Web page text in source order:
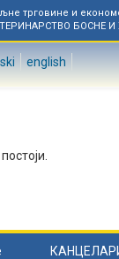
трговине и
БОСНЕ И
english